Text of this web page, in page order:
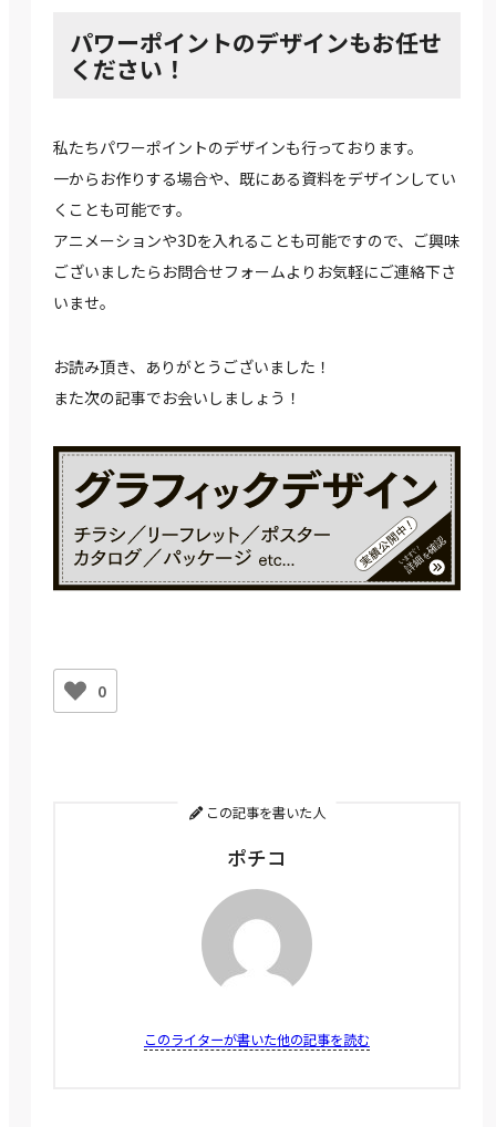
パワーポイントのデザインもお任せ
ください！
私たちパワーポイントのデザインも行っております。
一からお作りする場合や、既にある資料をデザインしてい
くことも可能です。
アニメーションや3Dを入れることも可能ですので、ご興味
ございましたらお問合せフォームよりお気軽にご連絡下さ
いませ。
お読み頂き、ありがとうございました！
また次の記事でお会いしましょう！
0
この記事を書いた人
ポチコ
このライターが書いた他の記事を読む